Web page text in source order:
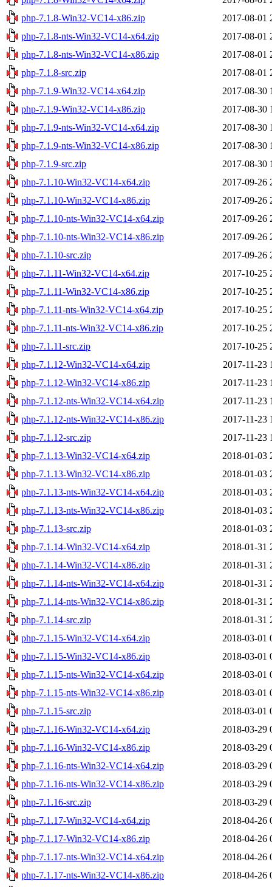
php-7.1.8-Win32-VC14-x86.zip
2017-08-01
php-7.1.8-nts-Win32-VC14-x64.zip
2017-08-01
php-7.1.8-nts-Win32-VC14-x86.zip
2017-08-01
php-7.1.8-src.zip
2017-08-01
php-7.1.9-Win32-VC14-x64.zip
2017-08-30
php-7.1.9-Win32-VC14-x86.zip
2017-08-30
php-7.1.9-nts-Win32-VC14-x64.zip
2017-08-30
php-7.1.9-nts-Win32-VC14-x86.zip
2017-08-30
php-7.1.9-src.zip
2017-08-30
php-7.1.10-Win32-VC14-x64.zip
2017-09-26
php-7.1.10-Win32-VC14-x86.zip
2017-09-26
php-7.1.10-nts-Win32-VC14-x64.zip
2017-09-26
php-7.1.10-nts-Win32-VC14-x86.zip
2017-09-26
php-7.1.10-src.zip
2017-09-26
php-7.1.11-Win32-VC14-x64.zip
2017-10-25
php-7.1.11-Win32-VC14-x86.zip
2017-10-25
php-7.1.11-nts-Win32-VC14-x64.zip
2017-10-25
php-7.1.11-nts-Win32-VC14-x86.zip
2017-10-25
php-7.1.11-src.zip
2017-10-25
php-7.1.12-Win32-VC14-x64.zip
2017-11-23
php-7.1.12-Win32-VC14-x86.zip
2017-11-23
php-7.1.12-nts-Win32-VC14-x64.zip
2017-11-23
php-7.1.12-nts-Win32-VC14-x86.zip
2017-11-23
php-7.1.12-src.zip
2017-11-23
php-7.1.13-Win32-VC14-x64.zip
2018-01-03
php-7.1.13-Win32-VC14-x86.zip
2018-01-03
php-7.1.13-nts-Win32-VC14-x64.zip
2018-01-03
php-7.1.13-nts-Win32-VC14-x86.zip
2018-01-03
php-7.1.13-src.zip
2018-01-03
php-7.1.14-Win32-VC14-x64.zip
2018-01-31
php-7.1.14-Win32-VC14-x86.zip
2018-01-31
php-7.1.14-nts-Win32-VC14-x64.zip
2018-01-31
php-7.1.14-nts-Win32-VC14-x86.zip
2018-01-31
php-7.1.14-src.zip
2018-01-31
php-7.1.15-Win32-VC14-x64.zip
2018-03-01
php-7.1.15-Win32-VC14-x86.zip
2018-03-01
php-7.1.15-nts-Win32-VC14-x64.zip
2018-03-01
php-7.1.15-nts-Win32-VC14-x86.zip
2018-03-01
php-7.1.15-src.zip
2018-03-01
php-7.1.16-Win32-VC14-x64.zip
2018-03-29
php-7.1.16-Win32-VC14-x86.zip
2018-03-29
php-7.1.16-nts-Win32-VC14-x64.zip
2018-03-29
php-7.1.16-nts-Win32-VC14-x86.zip
2018-03-29
php-7.1.16-src.zip
2018-03-29
php-7.1.17-Win32-VC14-x64.zip
2018-04-26
php-7.1.17-Win32-VC14-x86.zip
2018-04-26
php-7.1.17-nts-Win32-VC14-x64.zip
2018-04-26
php-7.1.17-nts-Win32-VC14-x86.zip
2018-04-26